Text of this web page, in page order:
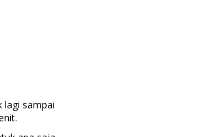
lagi sampai